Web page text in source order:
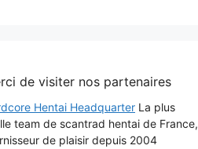
de visiter nos partenaires
Hentai Headquarter La plus
team de scantrad hentai de France,
de plaisir depuis 2004